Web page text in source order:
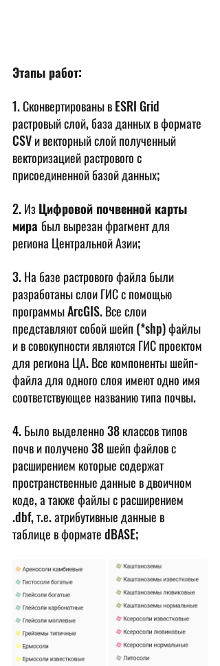
Этапы работ:
1. Сконвертированы в ESRI Grid
растровый слой, база данных в формате
CSV и векторный слой полученный
векторизацией растрового с
присоединенной базой данных;
2. Из Цифровой почвенной карты
мира был вырезан фрагмент для
региона Центральной Азии;
3. На базе растрового файла были
разработаны слои ГИС с помощью
программы ArcGIS. Все слои
представляют собой шейп (*shp) файлы
и в совокупности являются ГИС проектом
для региона ЦА. Все компоненты шейп-
файла для одного слоя имеют одно имя
соответствующее названию типа почвы.
4. Было выделенно 38 классов типов
почв и получено 38 шейп файлов с
расширением которые содержат
пространственные данные в двоичном
коде, а также файлы с расширением
.dbf, т.е. атрибутивные данные в
таблице в формате dBASE;